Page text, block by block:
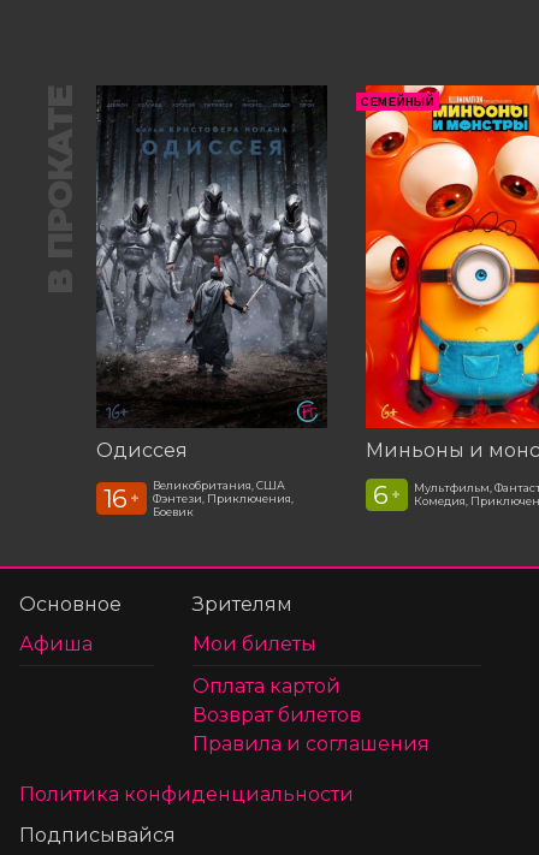
В ПРОКАТЕ
Одиссея
16 +
Великобритания, США
Фэнтези, Приключения,
Боевик
СЕМЕЙНЫЙ
Миньоны и
6 +
Мультфильм,
Комедия,
Основное
Афиша
Зрителям
Мои билеты
Оплата картой
Возврат билетов
Правила и соглашения
Политика конфиденциальности
Подписывайся